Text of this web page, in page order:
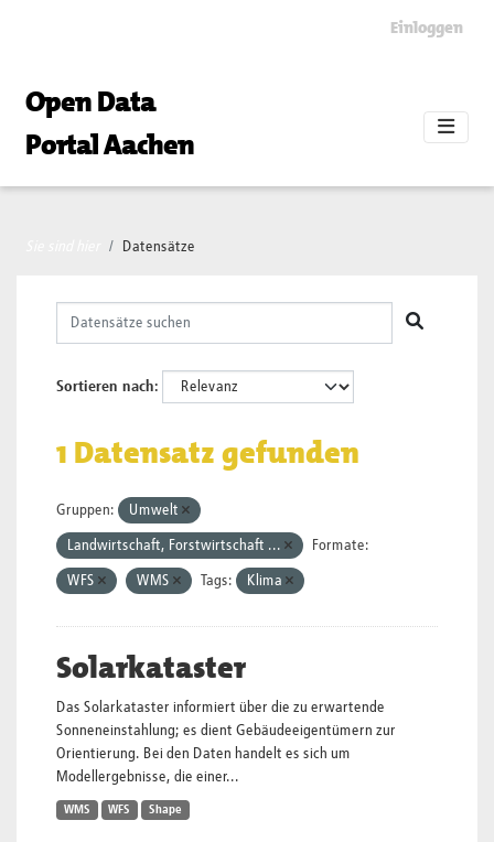
Einloggen
Open Data
Portal Aachen
Datensätze
Sortieren nach
1 Datensatz gefunden
Gruppen: Umwelt
Landwirtschaft, Forstwirtschaft ... Formate:
WFS WMS Tags: Klima
Solarkataster
Das Solarkataster informiert über die zu erwartende
Sonneneinstahlung; es dient Gebäudeeigentümern zur
Orientierung. Bei den Daten handelt es sich um
Modellergebnisse, die einer...
WMS WFS Shape